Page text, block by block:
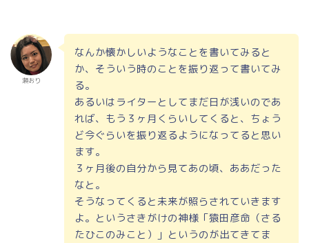
瀬おり
なんか懐かしいようなことを書いてみると
か、そういう時のことを振り返って書いてみ
る。
あるいはライターとしてまだ日が浅いのであ
れば、もう３ヶ月くらいしてくると、ちょう
ど今ぐらいを振り返るようになってると思い
ます。
３ヶ月後の自分から見てあの頃、ああだった
なと。
そうなってくると未来が照らされていきます
よ。というさきがけの神様「猿田彦命（さる
たひこのみこと）」というのが出てきてま